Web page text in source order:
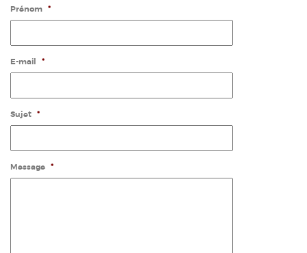
Prénom *
E-mail *
Sujet *
Message *